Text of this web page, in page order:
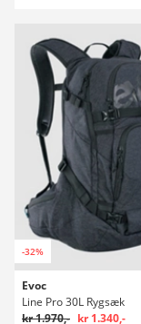
-32%
Evoc
Line Pro 30L Rygsæk
kr 1.970,- kr 1.340,-